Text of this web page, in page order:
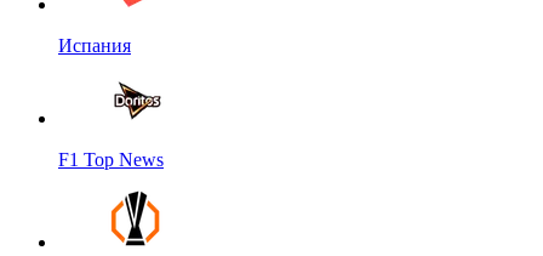
Испания
F1 Top News